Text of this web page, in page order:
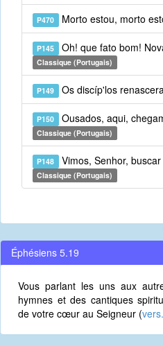
P470 Morto estou, morto
P145 Oh! que fato bom!
Classique (Portugais)
P149 Os discíp'los
P150 Ousados, aqui,
Classique (Portugais)
P148 Vimos, Senhor,
Classique (Portugais)
Éphésiens 5.19
Vous parlant les uns aux
hymnes et des cantiques
de votre cœur au Seigneur (